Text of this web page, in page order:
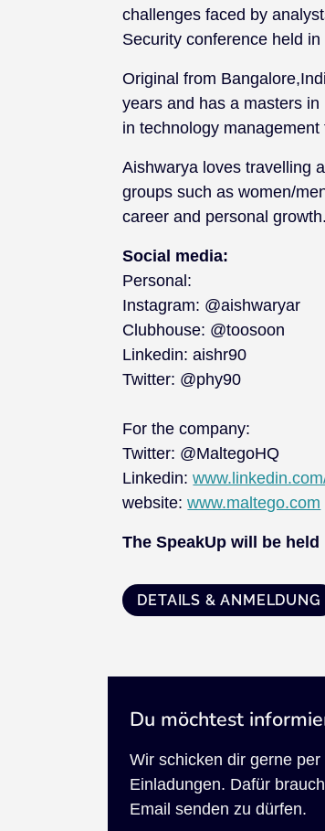
challenges faced by
Security conference held in
Original from
years and has a masters
in technology
Aishwarya loves travelling
groups such as women/
career and personal growth.
Social media:
Personal:
Instagram: @aishwaryar
Clubhouse: @toosoon
Linkedin: aishr90
Twitter: @phy90
For the company:
Twitter: @MaltegoHQ
Linkedin:
website:www.maltego.com
The SpeakUp will be
DETAILS & ANMELDUNG
Du möchtest
Wir schicken dir gerne
Einladungen. Dafür
Email senden zu dürfen.